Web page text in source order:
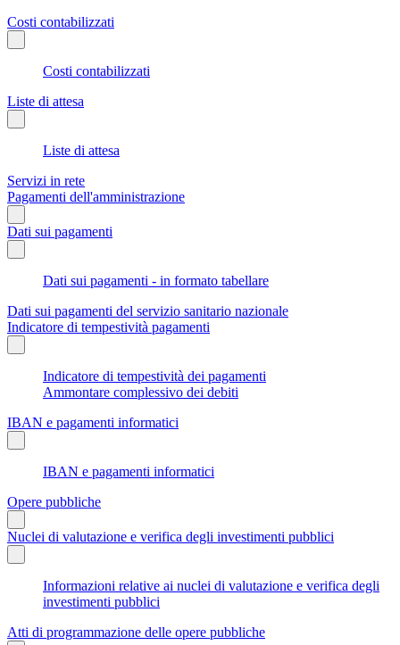
Costi contabilizzati
Costi contabilizzati
Liste di attesa
Liste di attesa
Servizi in rete
Pagamenti dell'amministrazione
Dati sui pagamenti
Dati sui pagamenti - in formato tabellare
Dati sui pagamenti del servizio sanitario nazionale
Indicatore di tempestività pagamenti
Indicatore di tempestività dei pagamenti
Ammontare complessivo dei debiti
IBAN e pagamenti informatici
IBAN e pagamenti informatici
Opere pubbliche
Nuclei di valutazione e verifica degli investimenti pubblici
Informazioni relative ai nuclei di valutazione e verifica degli
investimenti pubblici
Atti di programmazione delle opere pubbliche